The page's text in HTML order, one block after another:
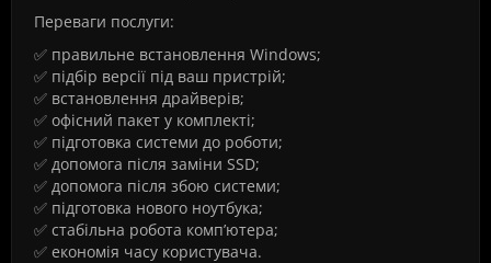
Переваги послуги:
✅ правильне встановлення Windows;
✅ підбір версії під ваш пристрій;
✅ встановлення драйверів;
✅ офісний пакет у комплекті;
✅ підготовка системи до роботи;
✅ допомога після заміни SSD;
✅ допомога після збою системи;
✅ підготовка нового ноутбука;
✅ стабільна робота комп’ютера;
✅ економія часу користувача.